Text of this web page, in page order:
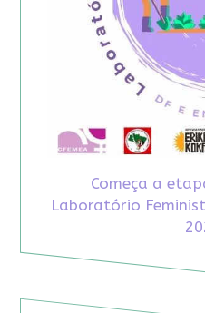
Começa a
Laboratório